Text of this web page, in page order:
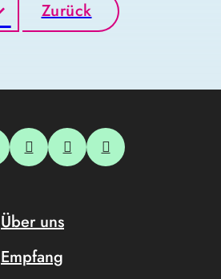
Zurück
Über uns
Empfang